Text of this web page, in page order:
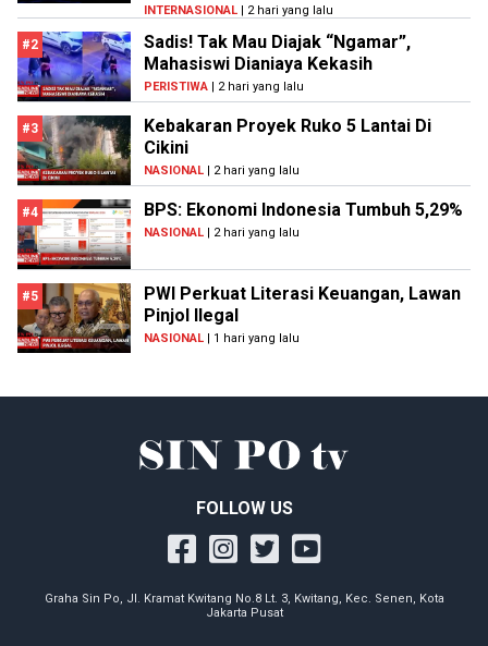
INTERNASIONAL | 2 hari yang lalu
#2
Sadis! Tak Mau Diajak “Ngamar”,
Mahasiswi Dianiaya Kekasih
PERISTIWA | 2 hari yang lalu
#3
Kebakaran Proyek Ruko 5 Lantai Di
Cikini
NASIONAL | 2 hari yang lalu
#4 BPS: Ekonomi Indonesia Tumbuh 5,29%
NASIONAL | 2 hari yang lalu
#5
PWI Perkuat Literasi Keuangan, Lawan
Pinjol Ilegal
NASIONAL | 1 hari yang lalu
FOLLOW US
Graha Sin Po, Jl. Kramat Kwitang No.8 Lt. 3, Kwitang, Kec. Senen, Kota
Jakarta Pusat